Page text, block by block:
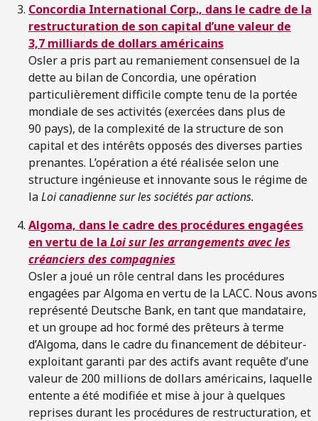
Concordia International Corp., dans le cadre de la
restructuration de son capital d’une valeur de
3,7 milliards de dollars américains
Osler a pris part au remaniement consensuel de la
dette au bilan de Concordia, une opération
particulièrement difficile compte tenu de la portée
mondiale de ses activités (exercées dans plus de
90 pays), de la complexité de la structure de son
capital et des intérêts opposés des diverses parties
prenantes. L’opération a été réalisée selon une
structure ingénieuse et innovante sous le régime de
laLoi canadienne sur les sociétés par actions.
Algoma, dans le cadre des procédures engagées
en vertu de la Loi sur les arrangements avec les
créanciers des compagnies
Osler a joué un rôle central dans les procédures
engagées par Algoma en vertu de la LACC. Nous avons
représenté Deutsche Bank, en tant que mandataire,
et un groupe ad hoc formé des prêteurs à terme
d’Algoma, dans le cadre du financement de débiteur-
exploitant garanti par des actifs avant requête d’une
valeur de 200 millions de dollars américains, laquelle
entente a été modifiée et mise à jour à quelques
reprises durant les procédures de restructuration, et